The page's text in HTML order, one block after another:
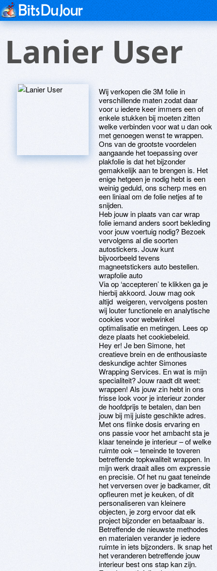
Lanier User
Wij verkopen die 3M folie in
verschillende maten zodat daar
voor u iedere keer immers een of
enkele stukken bij moeten zitten
welke verbinden voor wat u dan ook
met genoegen wenst te wrappen.
Ons van de grootste voordelen
aangaande het toepassing over
plakfolie is dat het bijzonder
gemakkelijk aan te brengen is. Het
enige hetgeen je nodig hebt is een
weinig geduld, ons scherp mes en
een liniaal om de folie netjes af te
snijden.
Heb jouw in plaats van car wrap
folie iemand anders soort bekleding
voor jouw voertuig nodig? Bezoek
vervolgens al die soorten
autostickers. Jouw kunt
bijvoorbeeld tevens
magneetstickers auto bestellen.
wrapfolie auto
Via op ‘accepteren’ te klikken ga je
hierbij akkoord. Jouw mag ook
altijd weigeren, vervolgens posten
wij louter functionele en analytische
cookies voor webwinkel
optimalisatie en metingen. Lees op
deze plaats het cookiebeleid.
Hey er! Je ben Simone, het
creatieve brein en de enthousiaste
deskundige achter Simones
Wrapping Services. En wat is mijn
specialiteit? Jouw raadt dit weet:
wrappen! Als jouw zin hebt in ons
frisse look voor je interieur zonder
de hoofdprijs te betalen, dan ben
jouw bij mij juiste geschikte adres.
Met ons flinke dosis ervaring en
ons passie voor het ambacht sta je
klaar teneinde je interieur – of welke
ruimte ook – teneinde te toveren
betreffende topkwaliteit wrappen. In
mijn werk draait alles om expressie
en precisie. Of het nu gaat teneinde
het verversen over je badkamer, dit
opfleuren met je keuken, of dit
personaliseren van kleinere
objecten, je zorg ervoor dat elk
project bijzonder en betaalbaar is.
Betreffende de nieuwste methodes
en materialen verander je iedere
ruimte in iets bijzonders. Ik snap het
het veranderen betreffende jouw
interieur best ons stap kan zijn.